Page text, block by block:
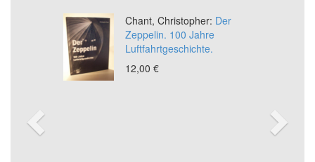
Chant, Christopher: Der
Zeppelin. 100 Jahre
Luftfahrtgeschichte.
12,00 €
Previous